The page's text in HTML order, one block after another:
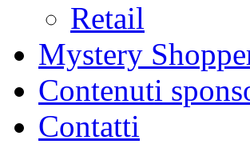
Retail
Mystery
Contenuti
Contatti